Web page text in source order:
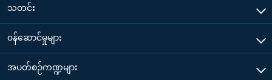
သတင်း
၀န်ဆောင်မှုများ
အပတ်စဉ်ကဏ္ဍများ